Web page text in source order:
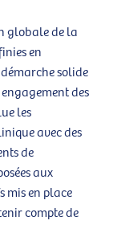
globale de la
en
solide
des
les
avec des
de
aux
mis en place
compte de